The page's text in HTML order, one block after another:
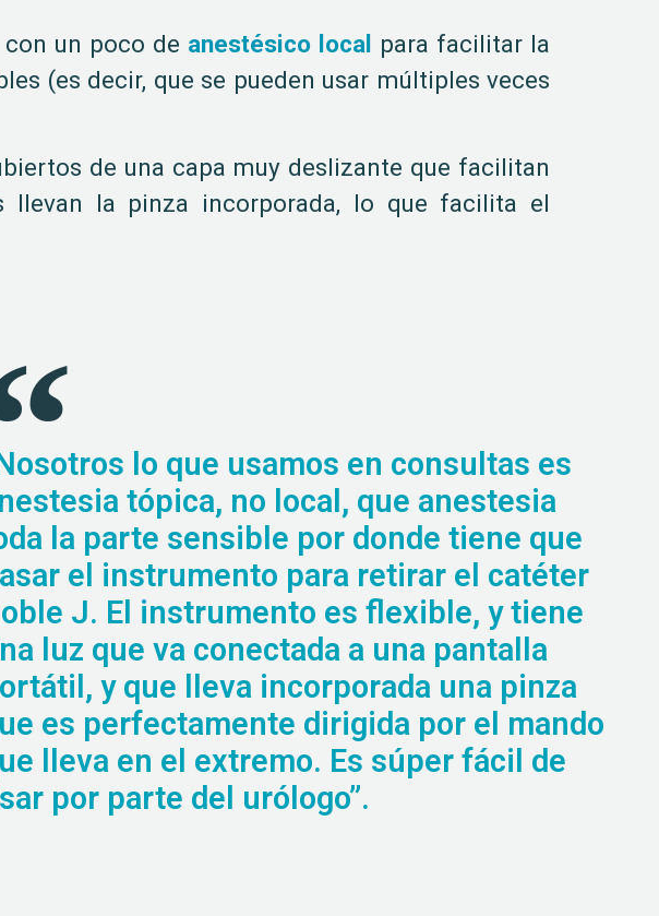
un poco de anestésico local para facilitar la
(es decir, que se pueden usar múltiples veces
de una capa muy deslizante que facilitan
la pinza incorporada, lo que facilita el
lo que usamos en consultas es
tópica, no local, que anestesia
la parte sensible por donde tiene que
el instrumento para retirar el catéter
J. El instrumento es flexible, y tiene
luz que va conectada a una pantalla
y que lleva incorporada una pinza
es perfectamente dirigida por el mando
lleva en el extremo. Es súper fácil de
por parte del urólogo”.